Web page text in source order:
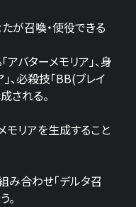
が召喚・使役できる
バターメモリア」、身
、必殺技「BB(ブレイ
される。
モリアを生成すること
み合わせ「デルタ召
。